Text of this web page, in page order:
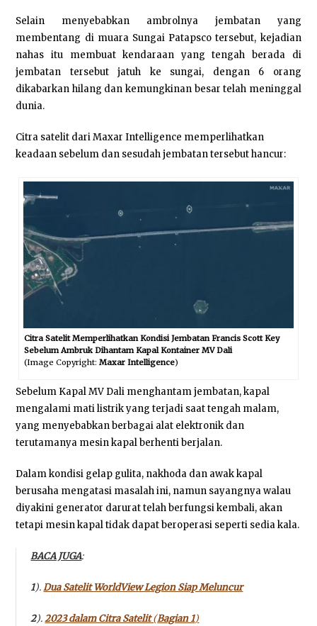
Selain menyebabkan ambrolnya jembatan yang
membentang di muara Sungai Patapsco tersebut, kejadian
nahas itu membuat kendaraan yang tengah berada di
jembatan tersebut jatuh ke sungai, dengan 6 orang
dikabarkan hilang dan kemungkinan besar telah meninggal
dunia.
Citra satelit dari Maxar Intelligence memperlihatkan
keadaan sebelum dan sesudah jembatan tersebut hancur:
Citra Satelit Memperlihatkan Kondisi Jembatan Francis Scott Key
Sebelum Ambruk Dihantam Kapal Kontainer MV Dali
(Image Copyright:Maxar Intelligence)
Sebelum Kapal MV Dali menghantam jembatan, kapal
mengalami mati listrik yang terjadi saat tengah malam,
yang menyebabkan berbagai alat elektronik dan
terutamanya mesin kapal berhenti berjalan.
Dalam kondisi gelap gulita, nakhoda dan awak kapal
berusaha mengatasi masalah ini, namun sayangnya walau
diyakini generator darurat telah berfungsi kembali, akan
tetapi mesin kapal tidak dapat beroperasi seperti sedia kala.
BACA JUGA:
1).Dua Satelit WorldView Legion Siap Meluncur
2).2023 dalam Citra Satelit(Bagian 1)